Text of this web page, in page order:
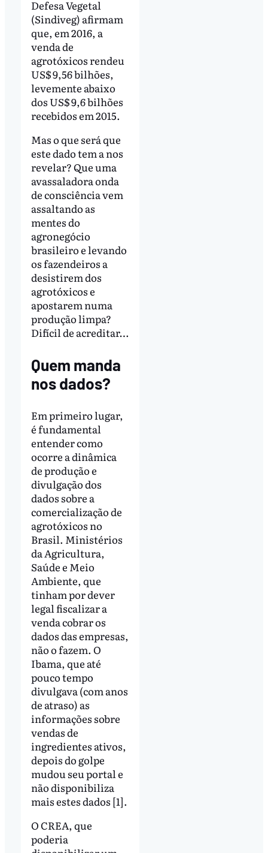
Defesa Vegetal
(Sindiveg) afirmam
que, em 2016, a
venda de
agrotóxicos rendeu
US$ 9,56 bilhões,
levemente abaixo
dos US$ 9,6 bilhões
recebidos em 2015.
Mas o que será que
este dado tem a nos
revelar? Que uma
avassaladora onda
de consciência vem
assaltando as
mentes do
agronegócio
brasileiro e levando
os fazendeiros a
desistirem dos
agrotóxicos e
apostarem numa
produção limpa?
Difícil de acreditar…
Quem manda
nos dados?
Em primeiro lugar,
é fundamental
entender como
ocorre a dinâmica
de produção e
divulgação dos
dados sobre a
comercialização de
agrotóxicos no
Brasil. Ministérios
da Agricultura,
Saúde e Meio
Ambiente, que
tinham por dever
legal fiscalizar a
venda cobrar os
dados das empresas,
não o fazem. O
Ibama, que até
pouco tempo
divulgava (com anos
de atraso) as
informações sobre
vendas de
ingredientes ativos,
depois do golpe
mudou seu portal e
não disponibiliza
mais estes dados [1].
O CREA, que
poderia